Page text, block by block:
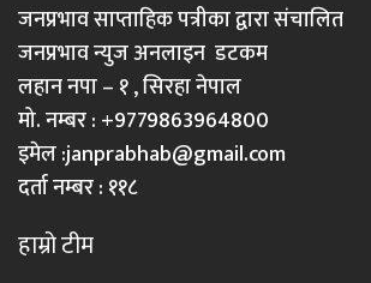
जनप्रभाव साप्ताहिक पत्रीका द्वारा संचालित
जनप्रभाव न्युज अनलाइन डटकम
लहान नपा – १ , सिरहा नेपाल
मो. नम्बर : +9779863964800
इमेल :janprabhab@gmail.com
दर्ता नम्बर : ११८
हाम्रो टीम